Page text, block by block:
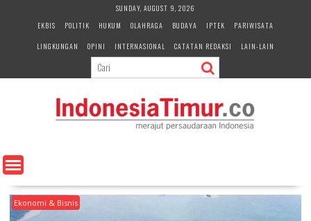
e
n
SUNDAY, AUGUST 9, 2026
EKBIS
POLITIK HUKUM OLAHRAGA BUDAYA IPTEK
PARIWISATA
LINGKUNGAN
OPINI INTERNASIONAL CATATAN REDAKSI LAIN-LAIN
Ekonomi & Bisnis